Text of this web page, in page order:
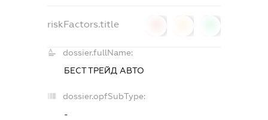
riskFactors.title
dossier.fullName:
БЕСТ ТРЕЙД АВТО
dossier.opfSubType:
-